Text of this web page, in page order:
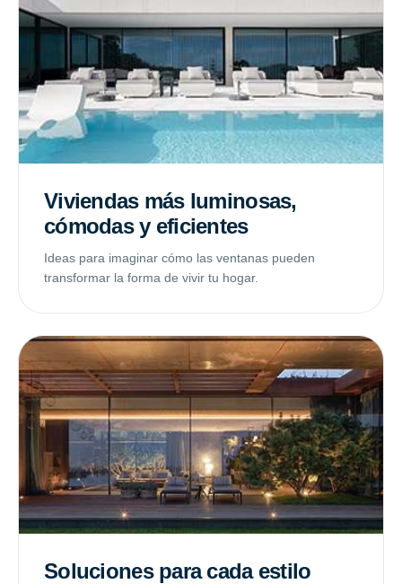
Viviendas más luminosas,
cómodas y eficientes
Ideas para imaginar cómo las ventanas pueden
transformar la forma de vivir tu hogar.
Soluciones para cada estilo